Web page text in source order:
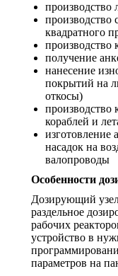
производство
производство
квадратного
производство
получение
нанесение
покрытий на
откосы)
производство
кораблей и
изготовление
насадок на
валопроводы
Особенности
Дозирующий
раздельное
рабочих
устройство в
параметров на